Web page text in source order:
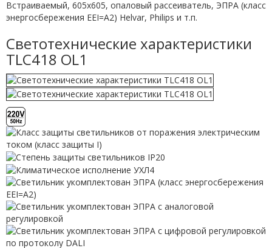
Встраиваемый, 605х605, опаловый рассеиватель, ЭПРА (класс
энергосбережения EEI=A2) Helvar, Philips и т.п.
Светотехнические характеристики
TLC418 OL1